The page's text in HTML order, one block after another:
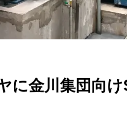
に金川集団向け